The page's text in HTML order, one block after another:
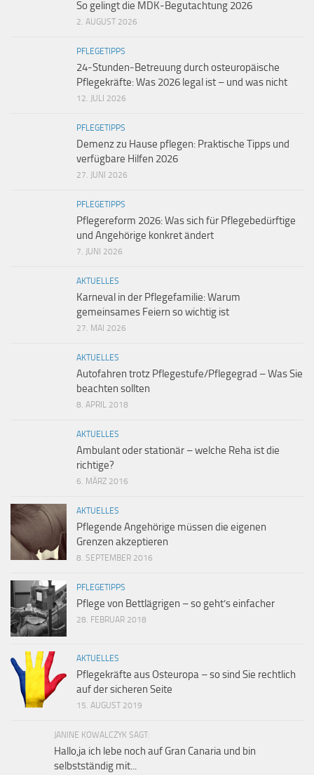
So gelingt die MDK-Begutachtung 2026
2. AUGUST 2026
PFLEGETIPPS
24-Stunden-Betreuung durch osteuropäische
Pflegekräfte: Was 2026 legal ist – und was nicht
12. JULI 2026
PFLEGETIPPS
Demenz zu Hause pflegen: Praktische Tipps und
verfügbare Hilfen 2026
27. JUNI 2026
PFLEGETIPPS
Pflegereform 2026: Was sich für Pflegebedürftige
und Angehörige konkret ändert
7. JUNI 2026
AKTUELLES
Karneval in der Pflegefamilie: Warum
gemeinsames Feiern so wichtig ist
27. MAI 2026
AKTUELLES
Autofahren trotz Pflegestufe/Pflegegrad – Was Sie
beachten sollten
8. APRIL 2018
AKTUELLES
Ambulant oder stationär – welche Reha ist die
richtige?
6. MÄRZ 2016
AKTUELLES
Pflegende Angehörige müssen die eigenen
Grenzen akzeptieren
8. SEPTEMBER 2016
PFLEGETIPPS
Pflege von Bettlägrigen – so geht’s einfacher
28. FEBRUAR 2018
AKTUELLES
Pflegekräfte aus Osteuropa – so sind Sie rechtlich
auf der sicheren Seite
15. AUGUST 2019
JANINE KOWALCZYK SAGT:
Hallo,ja ich lebe noch auf Gran Canaria und bin
selbstständig mit...